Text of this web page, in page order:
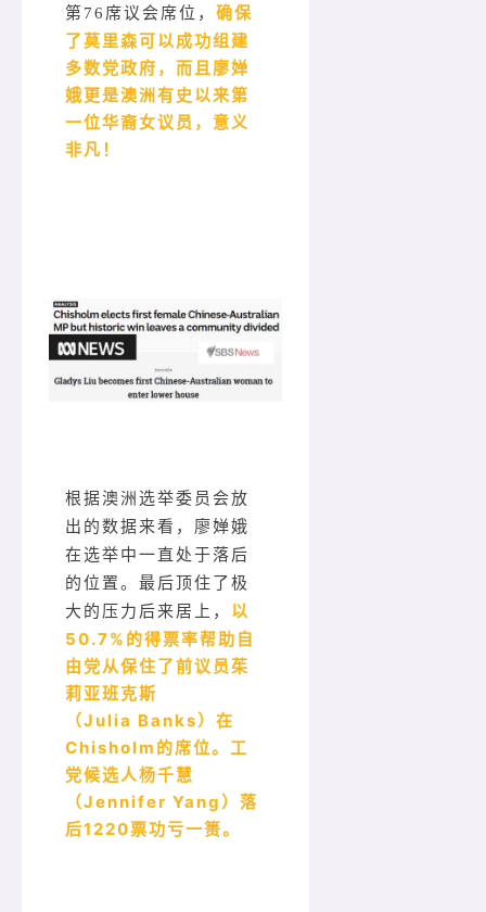
第76席议会席位， 确保
了莫里森可以成功组建
多数党政府，而且廖婵
娥更是澳洲有史以来第
一位华裔女议员，意义
非凡！
根据澳洲选举委员会放
出的数据来看，廖婵娥
在选举中一直处于落后
的位置。最后顶住了极
大的压力后来居上， 以
50.7%的得票率帮助自
由党从保住了前议员茱
莉亚班克斯
（Julia Banks）在
Chisholm的席位。工
党候选人杨千慧
（Jennifer Yang）落
后1220票功亏一篑。